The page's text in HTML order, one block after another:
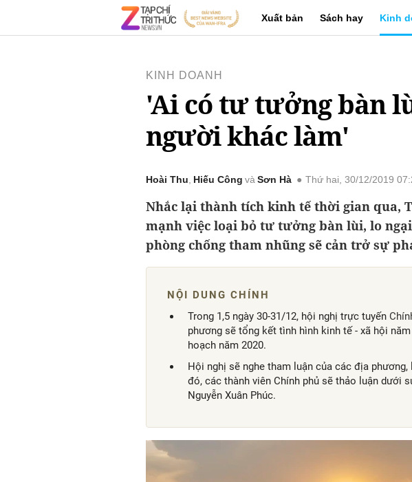
Xuất bản Sách hay Kinh
KINH DOANH
'Ai có tư tưởng bàn
người khác làm'
Hoài Thu Hiếu Công Sơn Hà Thứ hai, 30/12/2019
Nhắc lại thành tích kinh tế thời gian qua,
mạnh việc loại bỏ tư tưởng bàn lùi, lo
phòng chống tham nhũng sẽ cản trở sự
Trong 1,5 ngày 30-31/12, hội nghị trực tuyến
phương sẽ tổng kết tình hình kinh tế - xã hội
hoạch năm 2020.
Hội nghị sẽ nghe tham luận của các địa phương,
đó, các thành viên Chính phủ sẽ thảo luận dưới
Nguyễn Xuân Phúc.